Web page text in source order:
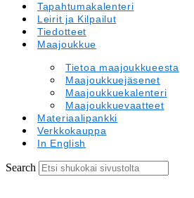
Tapahtumakalenteri
Leirit ja Kilpailut
Tiedotteet
Maajoukkue
Tietoa maajoukkueesta
Maajoukkuejäsenet
Maajoukkuekalenteri
Maajoukkuevaatteet
Materiaalipankki
Verkkokauppa
In English
Search